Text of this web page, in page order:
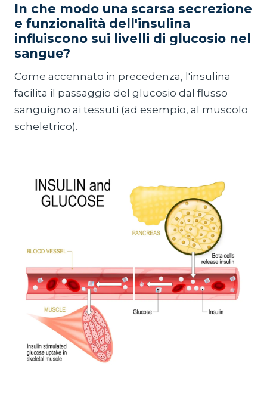
In che modo una scarsa secrezione
e funzionalità dell'insulina
influiscono sui livelli di glucosio nel
sangue?
Come accennato in precedenza, l'insulina
facilita il passaggio del glucosio dal flusso
sanguigno ai tessuti (ad esempio, al muscolo
scheletrico).